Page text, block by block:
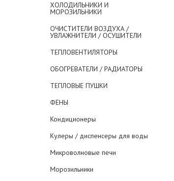
ХОЛОДИЛЬНИКИ И
МОРОЗИЛЬНИКИ
ОЧИСТИТЕЛИ ВОЗДУХА /
УВЛАЖНИТЕЛИ / ОСУШИТЕЛИ
ТЕПЛОВЕНТИЛЯТОРЫ
ОБОГРЕВАТЕЛИ / РАДИАТОРЫ
ТЕПЛОВЫЕ ПУШКИ
ФЕНЫ
Кондиционеры
Кулеры / диспенсеры для воды
Микроволновые печи
Морозильники